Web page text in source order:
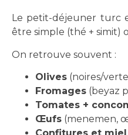
Le petit-déjeuner turc
être simple (thé + simit)
On retrouve souvent :
Olives (noires/
Fromages (beyaz
Tomates +
Œufs (menemen,